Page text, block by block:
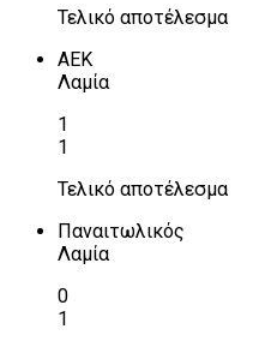
Τελικό αποτέλεσμα
ΑΕΚ
Λαμία
1
1
Τελικό αποτέλεσμα
Παναιτωλικός
Λαμία
0
1